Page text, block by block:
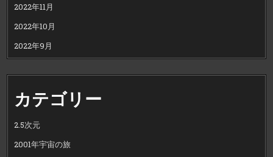
2022年11月
2022年10月
2022年9月
カテゴリー
2.5次元
2001年宇宙の旅